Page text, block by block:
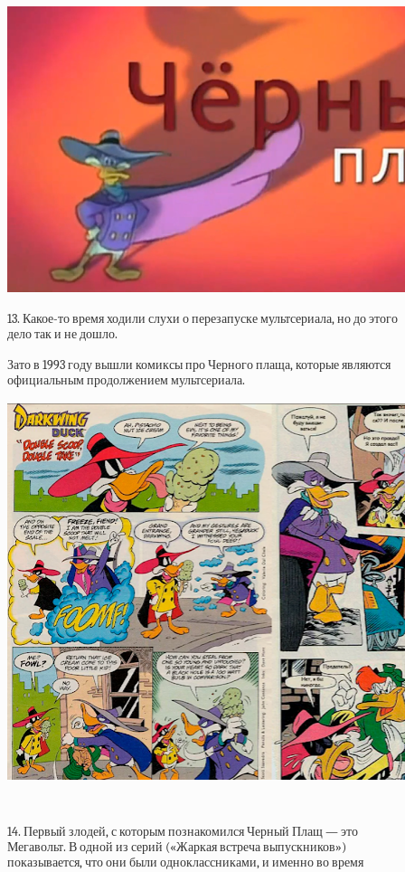
13. Какое-то время ходили слухи о перезапуске мультсериала, но до этого
дело так и не дошло.
Зато в 1993 году вышли комиксы про Черного плаща, которые являются
официальным продолжением мультсериала.
14. Первый злодей, с которым познакомился Черный Плащ — это
Мегавольт. В одной из серий («Жаркая встреча выпускников»)
показывается, что они были одноклассниками, и именно во время